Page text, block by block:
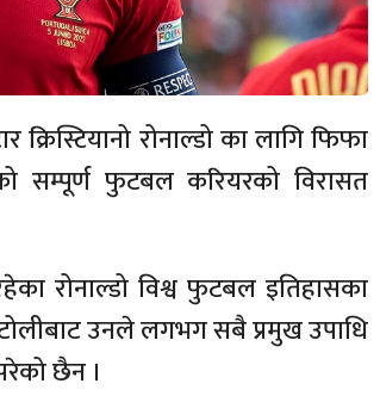
रोनाल्डो का लागि फिफा
सम्पूर्ण फुटबल करियरको विरासत
रोनाल्डो विश्व फुटबल इतिहासका
उनले लगभग सबै प्रमुख उपाधि
छैन ।